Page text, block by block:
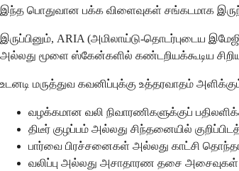
இந்த பொதுவான பக்க விளைவுகள் சங்கடமாக
இருப்பினும், ARIA (அமிலாய்டு-தொடர்புடைய
அல்லது மூளை ஸ்கேன்களில் கண்டறியக்கூடிய
உடனடி மருத்துவ கவனிப்புக்கு உத்தரவாதம்
வழக்கமான வலி நிவாரணிகளுக்குப்
திடீர் குழப்பம் அல்லது சிந்தனையில்
பார்வை பிரச்சனைகள் அல்லது காட்சி
வலிப்பு அல்லது அசாதாரண தசை அசைவுகள்